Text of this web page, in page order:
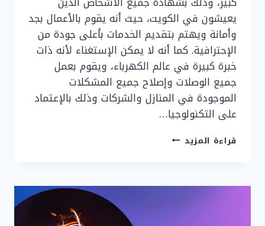
يعيشون في الكويت، حيث أنه يقوم بالأعمال بجد
وأمانة ويهتم بتقديم الخدمات بأعلى جودة من
الإحترافية. كما أنه لا يمكن الإستغناء لأنه ذات
خبرة كبيرة في عالم الكهرباء، ويقوم بعمل
جميع الوصلات وإصلاح جميع المشكلات
الموجودة في المنازل والشركات وذلك بالإعتماد
على التكنولوجيا…
قراءة المزيد كهربائي
|